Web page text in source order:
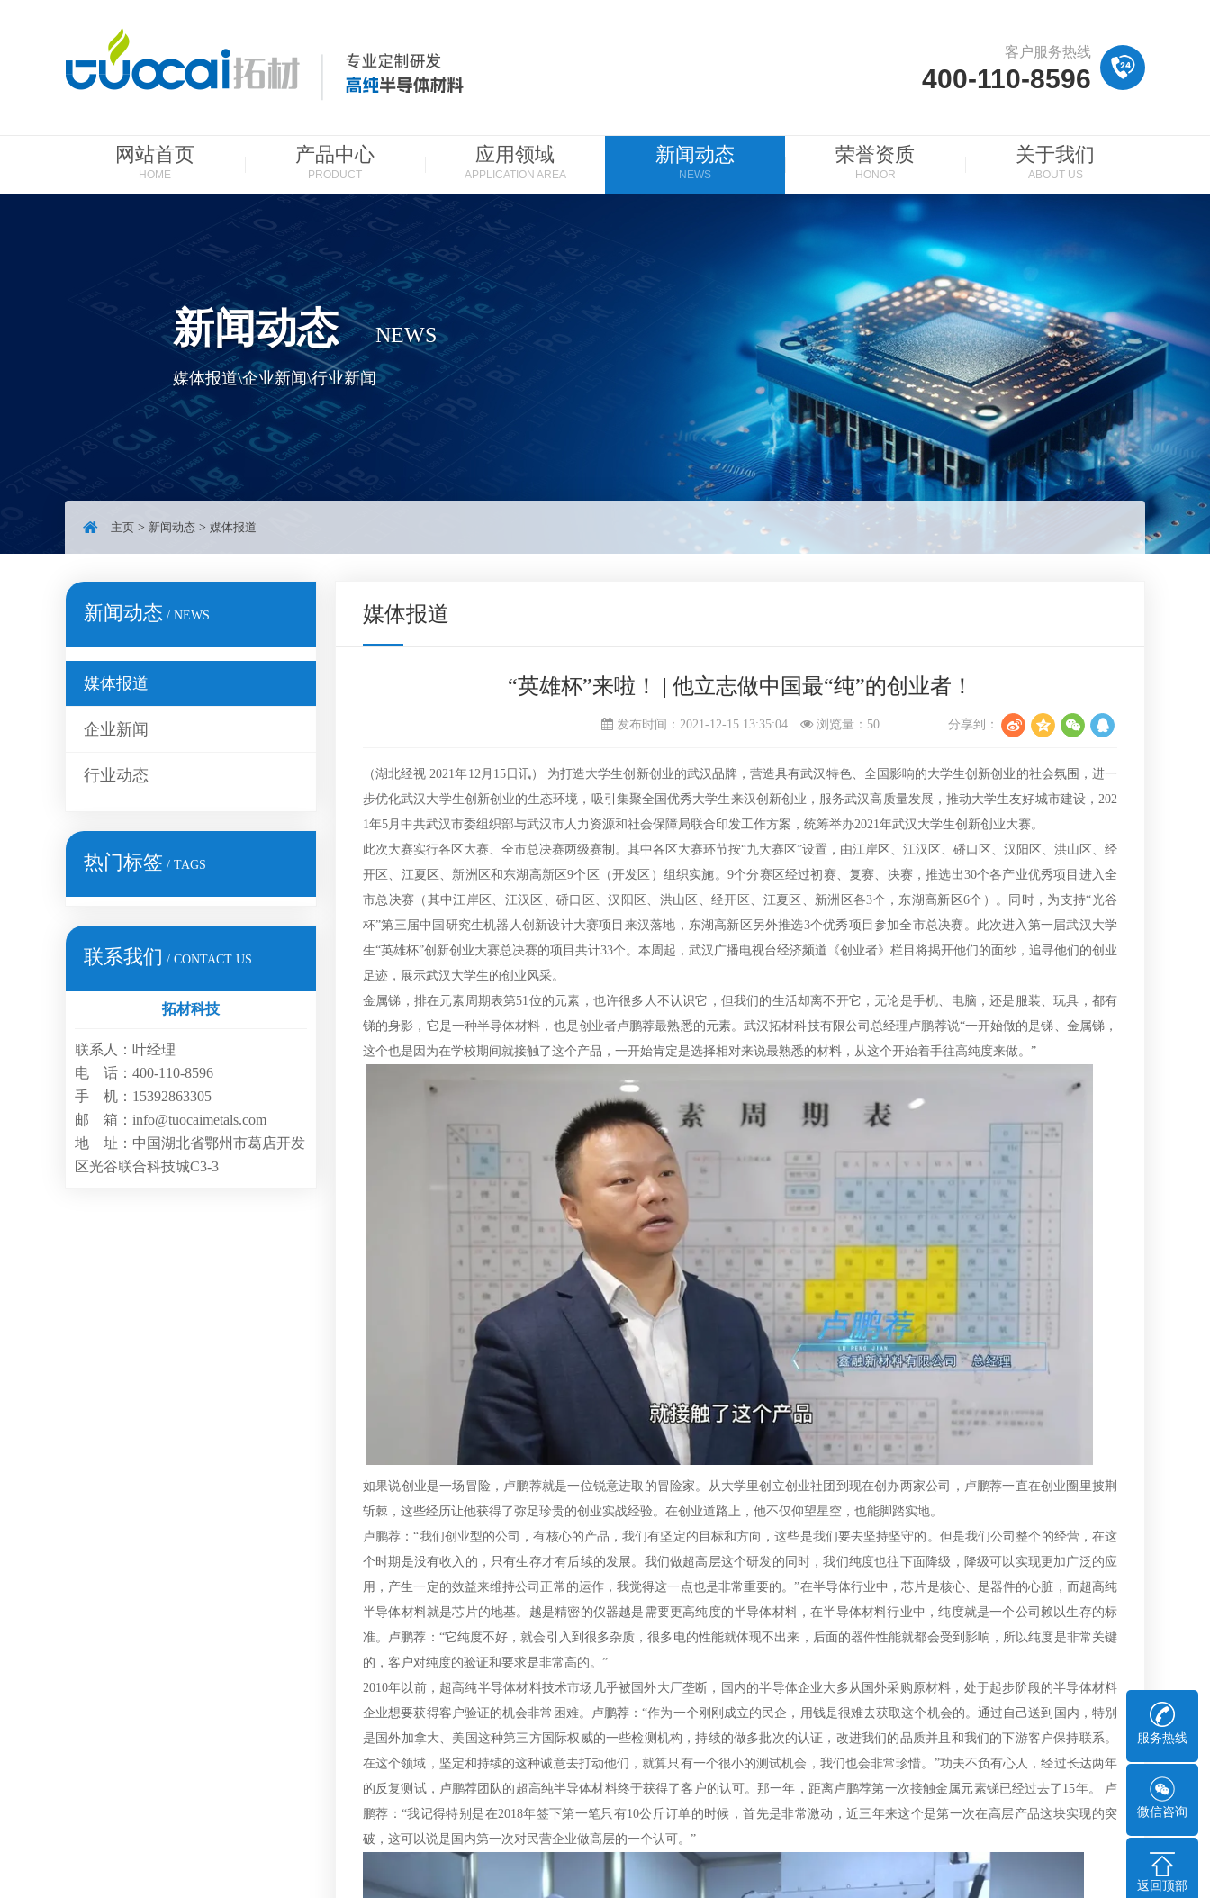
客户服务热线
400-110-8596
网站首页
HOME
产品中心
PRODUCT
应用领域
APPLICATION AREA
新闻动态
NEWS
荣誉资质
HONOR
关于我们
ABOUT US
新闻动态 NEWS
媒体报道\企业新闻\行业新闻
主页 > 新闻动态 > 媒体报道
新闻动态 / NEWS
媒体报道
企业新闻
行业动态
热门标签 / TAGS
联系我们 / CONTACT US
拓材科技
联系人：叶经理
电 话：400-110-8596
手 机：15392863305
邮 箱：info@tuocaimetals.com
地 址：中国湖北省鄂州市葛店开发
区光谷联合科技城C3-3
媒体报道
“英雄杯”来啦！ | 他立志做中国最“纯”的创业者！
发布时间：2021-12-15 13:35:04 浏览量： 50 分享到：
（湖北经视 2021年12月15日讯） 为打造大学生创新创业的武汉品牌，营造具有武汉特色、全国影响的大学生创新创业的社会氛围，进一
步优化武汉大学生创新创业的生态环境，吸引集聚全国优秀大学生来汉创新创业，服务武汉高质量发展，推动大学生友好城市建设，202
1年5月中共武汉市委组织部与武汉市人力资源和社会保障局联合印发工作方案，统筹举办2021年武汉大学生创新创业大赛。
此次大赛实行各区大赛、全市总决赛两级赛制。其中各区大赛环节按“九大赛区”设置，由江岸区、江汉区、硚口区、汉阳区、洪山区、经
开区、江夏区、新洲区和东湖高新区9个区（开发区）组织实施。9个分赛区经过初赛、复赛、决赛，推选出30个各产业优秀项目进入全
市总决赛（其中江岸区、江汉区、硚口区、汉阳区、洪山区、经开区、江夏区、新洲区各3个，东湖高新区6个）。同时，为支持“光谷
杯”第三届中国研究生机器人创新设计大赛项目来汉落地，东湖高新区另外推选3个优秀项目参加全市总决赛。此次进入第一届武汉大学
生“英雄杯”创新创业大赛总决赛的项目共计33个。本周起，武汉广播电视台经济频道《创业者》栏目将揭开他们的面纱，追寻他们的创业
足迹，展示武汉大学生的创业风采。
金属锑，排在元素周期表第51位的元素，也许很多人不认识它，但我们的生活却离不开它，无论是手机、电脑，还是服装、玩具，都有
锑的身影，它是一种半导体材料，也是创业者卢鹏荐最熟悉的元素。武汉拓材科技有限公司总经理卢鹏荐说“一开始做的是锑、金属锑，
这个也是因为在学校期间就接触了这个产品，一开始肯定是选择相对来说最熟悉的材料，从这个开始着手往高纯度来做。”
如果说创业是一场冒险，卢鹏荐就是一位锐意进取 的冒险家。从大学里创立创业社团到现在创办两家公司，卢鹏荐一直在创业圈里披荆
斩棘，这些经历让他获得了弥足珍贵的创业实战经验。在创业道路上，他不仅仰望星空，也能脚踏实地。
卢鹏荐：“我们创业型的公司，有核心的产品，我们有坚定的目标和方向，这些是我们要去坚持坚守的。但是我们公司整个的经营，在这
个时期是没有收入的，只有生存才有后续的发展。我们做超高层这个研发的同时，我们纯度也往下面降级，降级可以实现更加广泛的应
用，产生一定的效益来维持公司正常的运作，我觉得这一点也是非常重要的。”在半导体行业中，芯片是核心、是器件的心脏，而超高纯
半导体材料就是芯片的地基。越是精密的仪器越是需要更高纯度的半导体材料，在半导体材料行业中，纯度就是一个公司赖以生存的标
准。卢鹏荐：“它纯度不好，就会引入到很多杂质，很多电的性能就体现不出来，后面的器件性能就都会受到影响，所以纯度是非常关键
的，客户对纯度的验证和要求是非常高的。”
2010年以前，超高纯半导体材料技术市场几乎被国外大厂垄断，国内的半导体企业大多从国外采购原材料，处于起步阶段的半导体材料
企业想要获得客户验证的机会非常困难。卢鹏荐：“作为一个刚刚成立的民企，用钱是很难去获取这个机会的。通过自己送到国内，特别
是国外加拿大、美国这种第三方国际权威的一些检测机构，持续的做多批次的认证，改进我们的品质并且和我们的下游客户保持联系。
在这个领域，坚定和持续的这种诚意去打动他们，就算只有一个很小的测试机会，我们也会非常珍惜。”功夫不负有心人，经过长达两年
的反复测试，卢鹏荐团队的超高纯半导体材料终于获得了客户的认可。那一年，距离卢鹏荐第一次接触金属元素锑已经过去了15年。 卢
鹏荐：“我记得特别是在2018年签下第一笔只有10公斤订单的时候，首先是非常激动，近三年来这个是第一次在高层产品这块实现的突
破，这可以说是国内第一次对民营企业做高层的一个认可。”
服务热线
微信咨询
返回顶部